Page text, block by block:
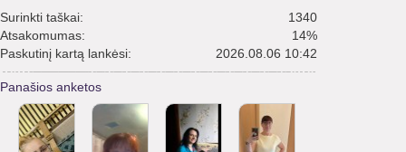
Surinkti taškai:
1340
Atsakomumas:
14%
Paskutinį kartą lankėsi:
2026.08.06 10:42
Panašios anketos